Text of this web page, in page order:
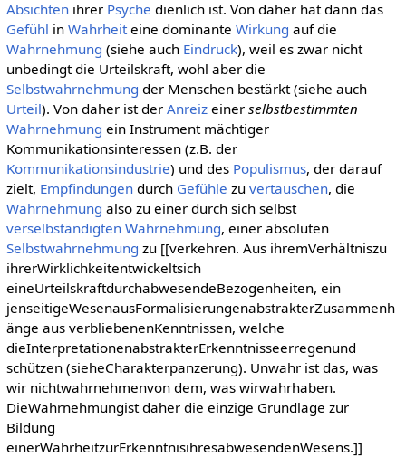
Absichtenihrer Psyche dienlich ist. Von daher hat dann das
Gefühl in Wahrheiteine dominante Wirkung auf die
Wahrnehmung (siehe auch Eindruck), weil es zwar nicht
unbedingt die Urteilskraft, wohl aber die
Selbstwahrnehmung der Menschen bestärkt (siehe auch
Urteil). Von daher ist der Anreizeiner selbstbestimmten
Wahrnehmung ein Instrument mächtiger
Kommunikationsinteressen (z.B. der
Kommunikationsindustrie) und des Populismus, der darauf
zielt, Empfindungendurch Gefühle zu vertauschen, die
Wahrnehmung also zu einer durch sich selbst
verselbständigten Wahrnehmung, einer absoluten
Selbstwahrnehmung zu [[verkehren. Aus ihremVerhältniszu
ihrerWirklichkeitentwickeltsich
eineUrteilskraftdurchabwesendeBezogenheiten, ein
jenseitigeWesenausFormalisierungenabstrakterZusammenh
änge aus verbliebenenKenntnissen, welche
dieInterpretationenabstrakterErkenntnisseerregenund
schützen (sieheCharakterpanzerung). Unwahr ist das, was
wir nichtwahrnehmenvon dem, was wirwahrhaben.
DieWahrnehmungist daher die einzige Grundlage zur
Bildung
einerWahrheitzurErkenntnisihresabwesendenWesens.]]